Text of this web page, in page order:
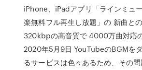
iPhone、iPadアプリ「ラインミュ
楽無料フル再生し放題」の 新曲との
320kbpの高音質で 4000万曲対応
2020年5月9日 YouTubeのBGMを
るサービスは色々あるため、その